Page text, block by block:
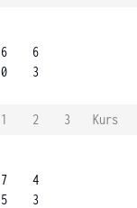
6
0
6
3
1 2 3
Kurs
7
5
4
3